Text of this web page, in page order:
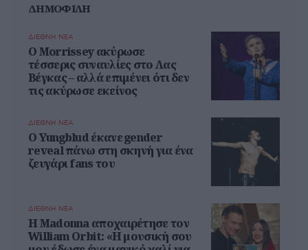
ΔΗΜΟΦΙΛΗ
ΔΙΕΘΝΗ ΝΕΑ
Ο Morrissey ακύρωσε
τέσσερις συναυλίες στο Λας
Βέγκας – αλλά επιμένει ότι δεν
τις ακύρωσε εκείνος
ΔΙΕΘΝΗ ΝΕΑ
Ο Yungblud έκανε gender
reveal πάνω στη σκηνή για ένα
ζευγάρι fans του
ΔΙΕΘΝΗ ΝΕΑ
Η Madonna αποχαιρέτησε τον
William Orbit: «Η μουσική σου